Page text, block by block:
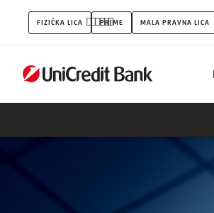
Transakciono
bankarstvo
FIZIČKA LICA PRIME MALA PRAVNA LICA